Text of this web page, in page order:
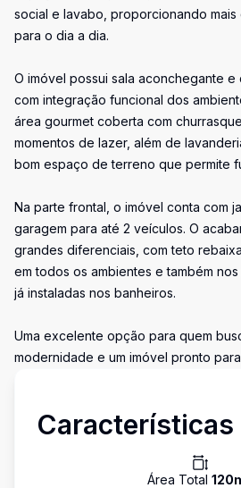
social e lavabo, proporcionando
para o dia a dia.
O imóvel possui sala aconchegante e
com integração funcional dos
área gourmet coberta com
momentos de lazer, além de
bom espaço de terreno que permite
Na parte frontal, o imóvel conta com
garagem para até 2 veículos. O
grandes diferenciais, com teto
em todos os ambientes e também
já instaladas nos banheiros.
Uma excelente opção para quem
modernidade e um imóvel pronto para
Características
Área Total 120